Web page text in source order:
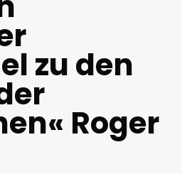
zu den
Roger